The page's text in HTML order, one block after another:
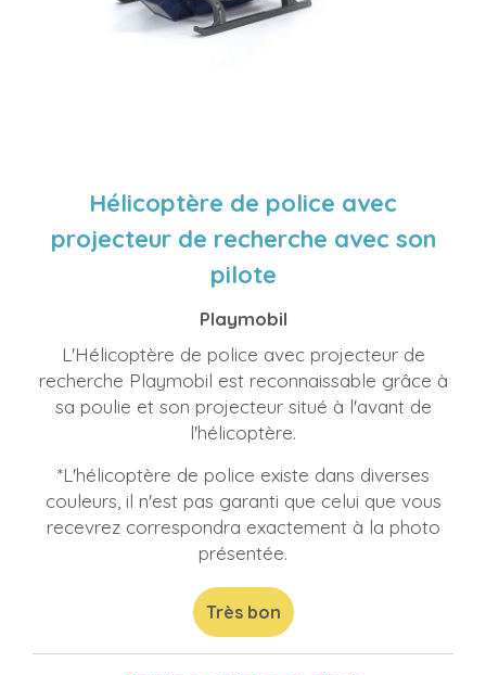
Hélicoptère de police avec
projecteur de recherche avec son
pilote
Playmobil
L'Hélicoptère de police avec projecteur de
recherche Playmobil est reconnaissable grâce à
sa poulie et son projecteur situé à l'avant de
l'hélicoptère.
*L'hélicoptère de police existe dans diverses
couleurs, il n'est pas garanti que celui que vous
recevrez correspondra exactement à la photo
présentée.
Très bon